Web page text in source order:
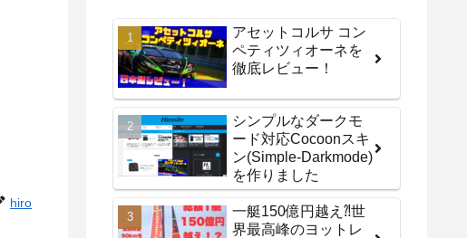
hiro
アセットコルサ コン
ペティツィオーネを
徹底レビュー！
シンプルなダークモ
ード対応Cocoonスキ
ン(Simple-Darkmode)
を作りました
一艇150億円越え⁈世
界最高峰のヨットレ